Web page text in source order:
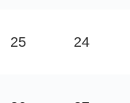
25 24